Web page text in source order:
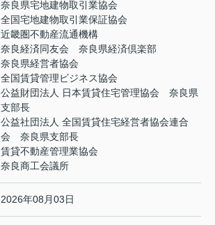
奈良県宅地建物取引業協会
全国宅地建物取引業保証協会
近畿圏不動産流通機構
奈良経済同友会 奈良県経済倶楽部
奈良県経営者協会
全国賃貸管理ビジネス協会
公益財団法人 日本賃貸住宅管理協会 奈良県
支部長
公益社団法人 全国賃貸住宅経営者協会連合
会 奈良県支部長
賃貸不動産管理業協会
奈良商工会議所
2026年08月03日